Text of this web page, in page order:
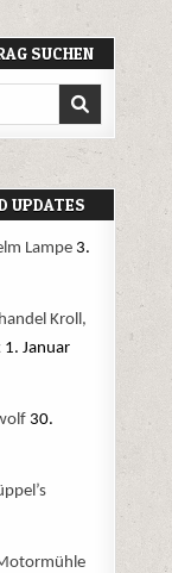
SUCHEN
UPDATES
Lampe 3.
Kroll,
1. Januar
30.